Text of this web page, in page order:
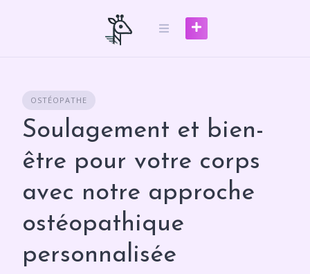
OSTÉOPATHE
Soulagement et bien-
être pour votre corps
avec notre approche
ostéopathique
personnalisée